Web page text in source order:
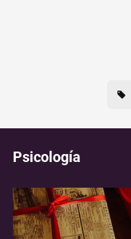
Psicología